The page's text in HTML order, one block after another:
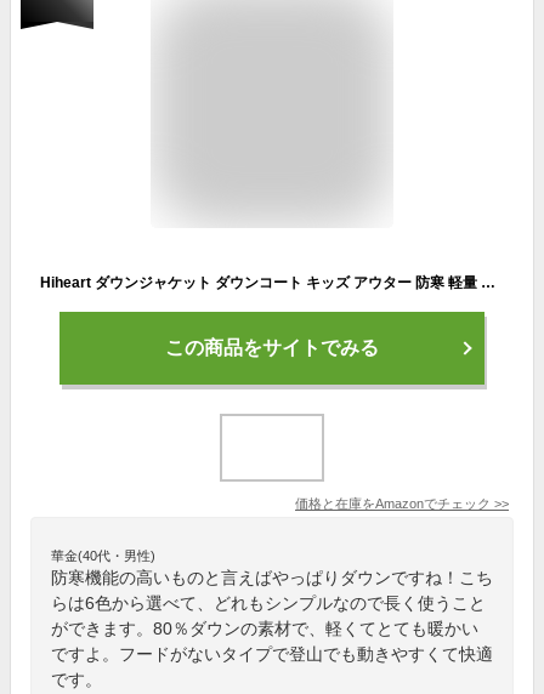
Hiheart ダウンジャケット ダウンコート キッズ アウター 防寒 軽量 秋冬 男の子 ライムグリーン 150
この商品をサイトでみる
価格と在庫をAmazonでチェック >>
華金(40代・男性)
防寒機能の高いものと言えばやっぱりダウンですね！こち
らは6色から選べて、どれもシンプルなので長く使うこと
ができます。80％ダウンの素材で、軽くてとても暖かい
ですよ。フードがないタイプで登山でも動きやすくて快適
です。